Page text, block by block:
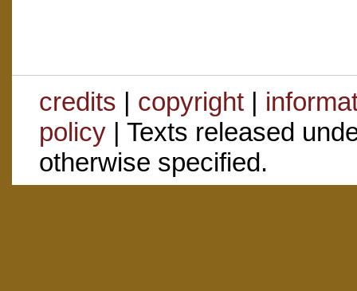
credits | copyright|
policy| Texts released
otherwise specified.